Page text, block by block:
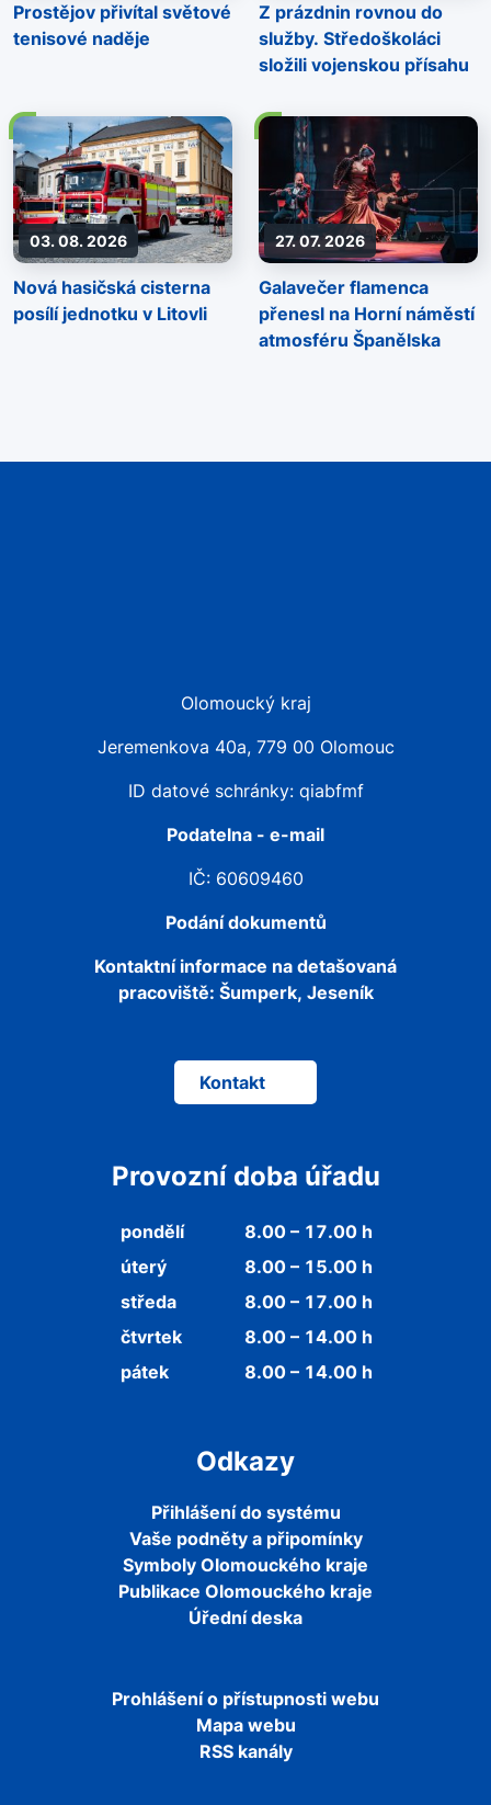
Prostějov přivítal světové
tenisové naděje
Z prázdnin rovnou do
služby. Středoškoláci
složili vojenskou přísahu
03. 08. 2026
Nová hasičská cisterna
posílí jednotku v Litovli
27. 07. 2026
Galavečer flamenca
přenesl na Horní náměstí
atmosféru Španělska
Olomoucký kraj
Jeremenkova 40a, 779 00 Olomouc
ID datové schránky: qiabfmf
Podatelna - e-mail
IČ: 60609460
Podání dokumentů
Kontaktní informace na detašovaná
pracoviště: Šumperk, Jeseník
Kontakt
Provozní doba úřadu
pondělí
8.00 – 17.00 h
úterý
8.00 – 15.00 h
středa
8.00 – 17.00 h
čtvrtek
8.00 – 14.00 h
pátek
8.00 – 14.00 h
Odkazy
Přihlášení do systému
Vaše podněty a připomínky
Symboly Olomouckého kraje
Publikace Olomouckého kraje
Úřední deska
Prohlášení o přístupnosti webu
Mapa webu
RSS kanály